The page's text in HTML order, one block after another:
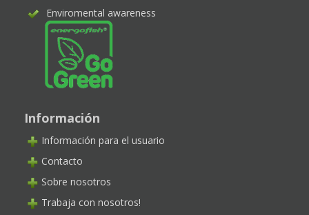
Enviromental awareness
Información
Información para el usuario
Contacto
Sobre nosotros
Trabaja con nosotros!